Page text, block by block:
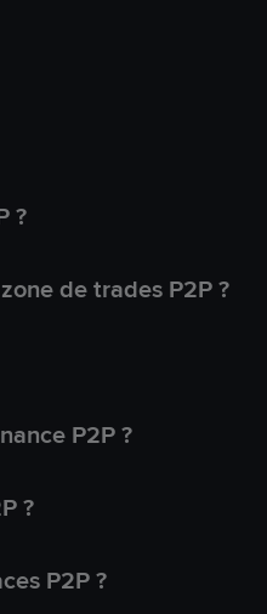
?
de trades P2P ?
P2P ?
?
P2P ?